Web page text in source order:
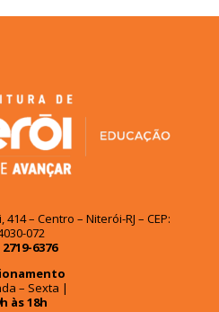
– Centro – Niterói-RJ – CEP:
072
6376
– Sexta |
às 18h